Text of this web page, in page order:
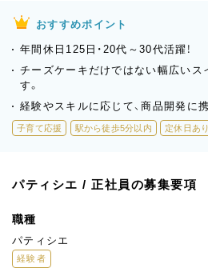
おすすめポイント
年間休日125日・20代～30代活躍！
チーズケーキだけではない幅広いス
す。
経験やスキルに応じて、商品開発に
子育て応援 駅から徒歩5分以内 定休日あり
パティシエ / 正社員の募集要項
職種
パティシエ
経験者